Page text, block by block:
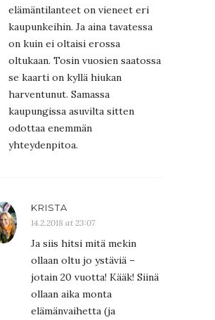
elämäntilanteet on vieneet eri
kaupunkeihin. Ja aina tavatessa
on kuin ei oltaisi erossa
oltukaan. Tosin vuosien saatossa
se kaarti on kyllä hiukan
harventunut. Samassa
kaupungissa asuvilta sitten
odottaa enemmän
yhteydenpitoa.
KRISTA
14.2.2018 at 23:07
Ja siis hitsi mitä mekin
ollaan oltu jo ystäviä –
jotain 20 vuotta! Kääk! Siinä
ollaan aika monta
elämänvaihetta (ja